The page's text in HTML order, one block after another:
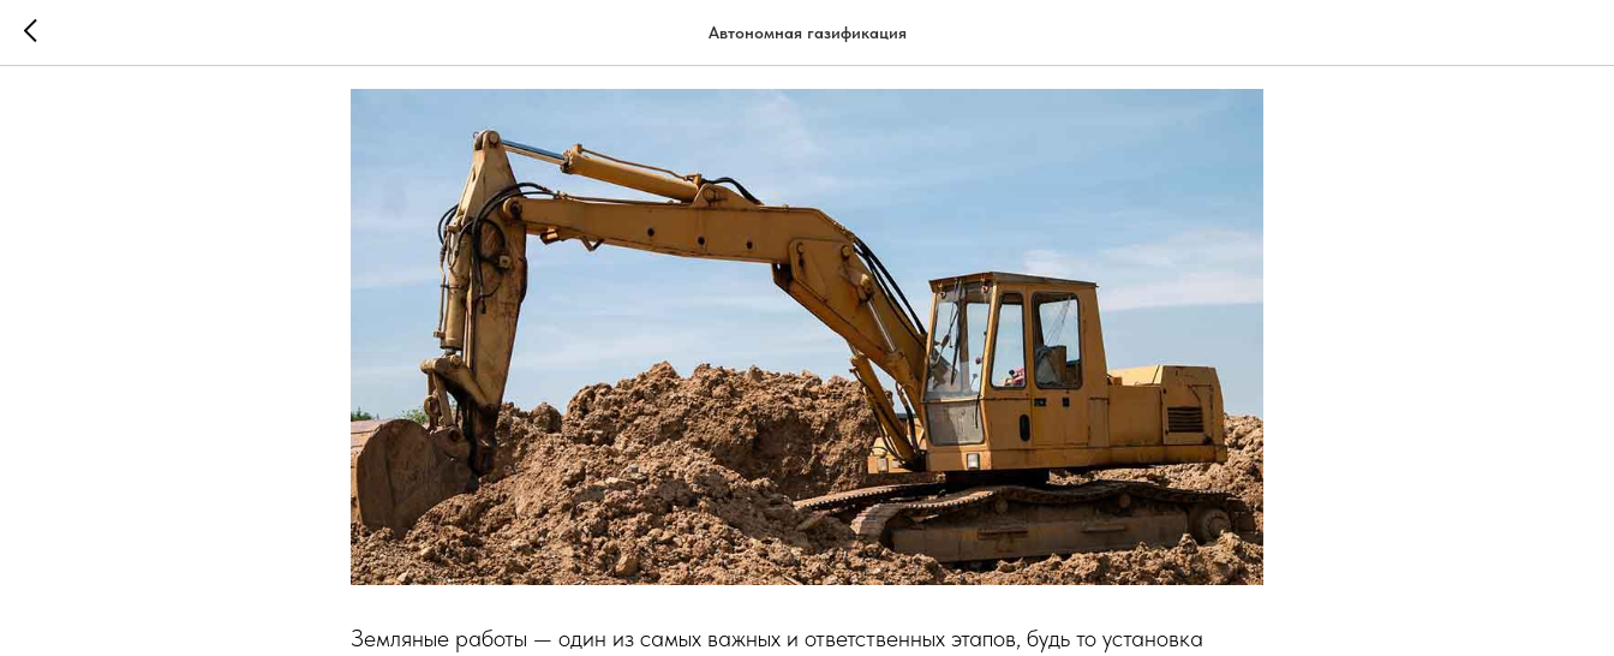
Автономная газификация
Земляные работы: разновидности и нюансы
Земляные работы — один из самых важных и ответственных этапов, будь то установка